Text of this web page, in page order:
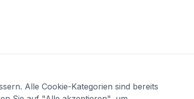
Alle Cookie-Kategorien sind bereits